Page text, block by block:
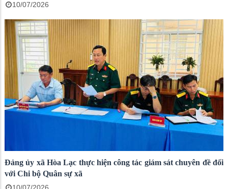
10/07/2026
Đảng ủy xã Hòa Lạc thực hiện công tác giám sát chuyên đề đối
với Chi bộ Quân sự xã